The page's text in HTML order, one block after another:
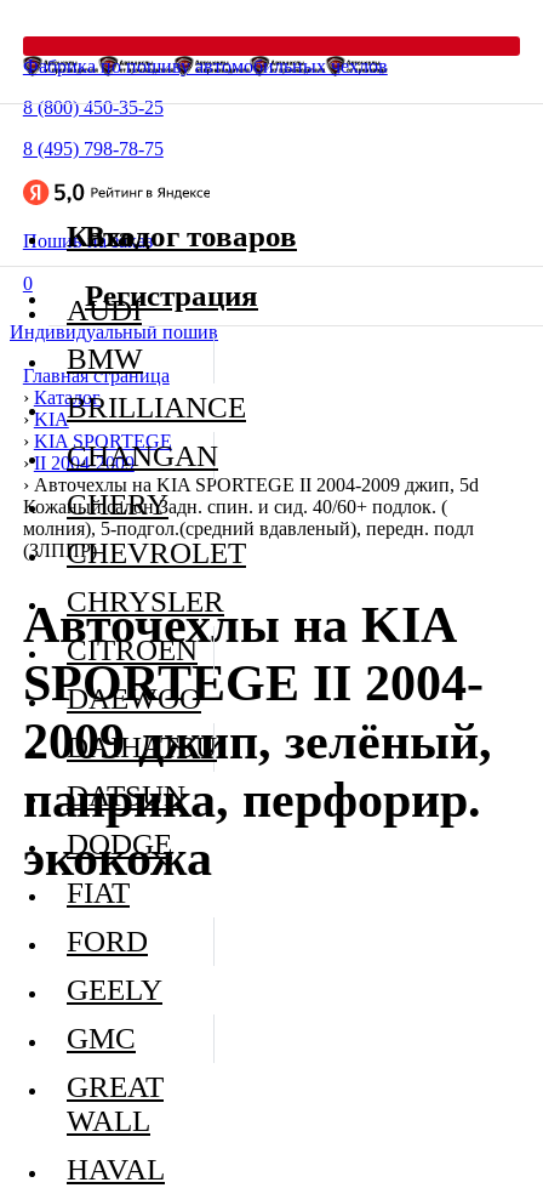
Фабрика по пошиву автомобильных чехлов
8 (800) 450-35-25
8 (495) 798-78-75
Пошив на заказ
0
Индивидуальный пошив
Главная страница
› Каталог
› KIA
› KIA SPORTEGE
› II 2004-2009
› Авточехлы на KIA SPORTEGE II 2004-2009 джип, 5d
Кожаный салон Задн. спин. и сид. 40/60+ подлок. (
молния), 5-подгол.(средний вдавленый), передн. подл
(ЗЛППР)
Авточехлы на KIA
SPORTEGE II 2004-
2009 джип, зелёный,
паприка, перфорир.
экокожа
Каталог товаров
AUDI
BMW
BRILLIANCE
CHANGAN
CHERY
CHEVROLET
CHRYSLER
CITROEN
DAEWOO
DAIHATSU
DATSUN
DODGE
FIAT
FORD
GEELY
GMC
GREAT
WALL
HAVAL
Вход
Регистрация